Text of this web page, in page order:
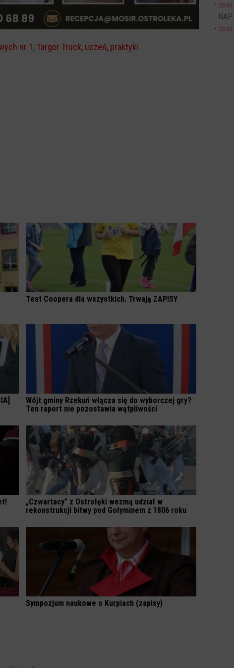
nr 1,Targor Truck, uczeń, praktyki
Test Coopera dla wszystkich. Trwają ZAPISY
Wójt gminy Rzekuń włącza się do wyborczej gry?
Ten raport nie pozostawia wątpliwości
„Czwartacy” z Ostrołęki wezmą udział w
rekonstrukcji bitwy pod Gołyminem z 1806 roku
Sympozjum naukowe o Kurpiach (zapisy)
20:00
NAP
20:30